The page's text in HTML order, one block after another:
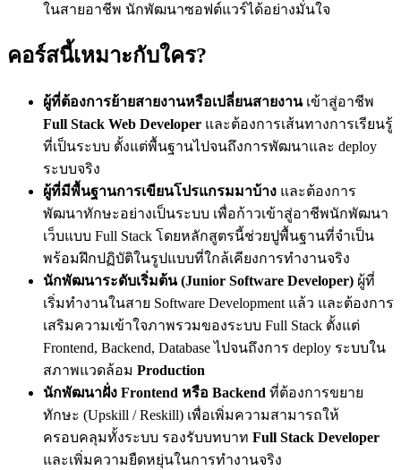
ในสายอาชีพ นักพัฒนาซอฟต์แวร์ได้อย่างมั่นใจ
คอร์สนี้เหมาะกับใคร?
ผู้ที่ต้องการย้ายสายงานหรือเปลี่ยนสายงานเข้าสู่อาชีพ
Full Stack Web Developer และต้องการเส้นทางการเรียนรู้
ที่เป็นระบบ ตั้งแต่พื้นฐานไปจนถึงการพัฒนาและ deploy
ระบบจริง
ผู้ที่มีพื้นฐานการเขียนโปรแกรมมาบ้าง และต้องการ
พัฒนาทักษะอย่างเป็นระบบ เพื่อก้าวเข้าสู่อาชีพนักพัฒนา
เว็บแบบ Full Stack โดยหลักสูตรนี้ช่วยปูพื้นฐานที่จำเป็น
พร้อมฝึกปฏิบัติในรูปแบบที่ใกล้เคียงการทำงานจริง
นักพัฒนาระดับเริ่มต้น (Junior Software Developer) ผู้ที่
เริ่มทำงานในสาย Software Development แล้ว และต้องการ
เสริมความเข้าใจภาพรวมของระบบ Full Stack ตั้งแต่
Frontend, Backend, Database ไปจนถึงการ deploy ระบบใน
สภาพแวดล้อม Production
นักพัฒนาฝั่ง Frontend หรือ Backend ที่ต้องการขยาย
ทักษะ (Upskill / Reskill) เพื่อเพิ่มความสามารถให้
ครอบคลุมทั้งระบบ รองรับบทบาท Full Stack Developer
และเพิ่มความยืดหยุ่นในการทำงานจริง